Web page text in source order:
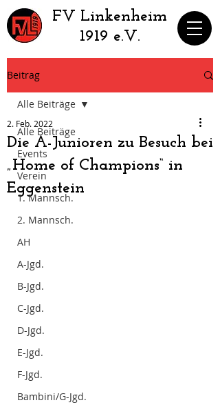
​FV Linkenheim
1919 e.V.
Beitrag
Alle Beiträge
Events
Verein
1. Mannsch.
2. Mannsch.
AH
A-Jgd.
B-Jgd.
C-Jgd.
D-Jgd.
E-Jgd.
F-Jgd.
Bambini/G-Jgd.
Alle Beiträge
Die A-Junioren zu Besuch bei
„Home of Champions“ in
Eggenstein
2. Feb. 2022